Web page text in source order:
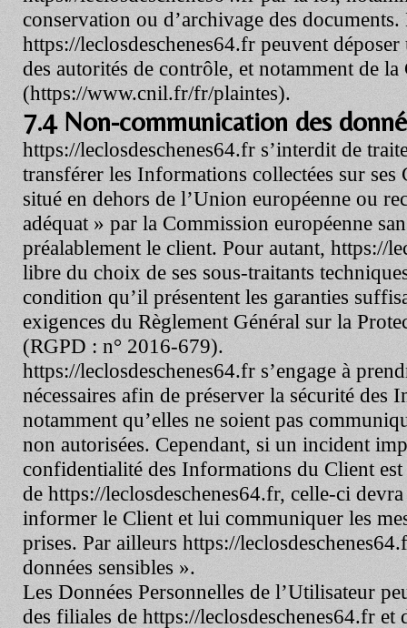
conservation ou d’archivage des
https://leclosdeschenes64.fr peuvent
des autorités de contrôle, et notamment de
(https://www.cnil.fr/fr/plaintes).
7.4 Non-communication des
https://leclosdeschenes64.fr s’interdit de
transférer les Informations collectées sur ses
situé en dehors de l’Union européenne ou
adéquat » par la Commission européenne
préalablement le client. Pour autant, https://
libre du choix de ses sous-traitants
condition qu’il présentent les garanties
exigences du Règlement Général sur la
(RGPD : n° 2016-679).
https://leclosdeschenes64.fr s’engage à
nécessaires afin de préserver la sécurité des
notamment qu’elles ne soient pas
non autorisées. Cependant, si un incident
confidentialité des Informations du Client est
de https://leclosdeschenes64.fr, celle-ci
informer le Client et lui communiquer les
prises. Par ailleurs https://
données sensibles ».
Les Données Personnelles de l’Utilisateur
des filiales de https://leclosdeschenes64.fr et